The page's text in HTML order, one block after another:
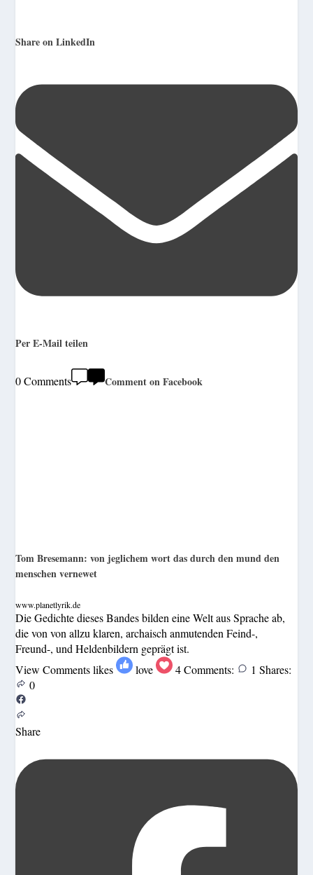
Share on LinkedIn
Per E-Mail teilen
0 Comments Comment on Facebook
Tom Bresemann: von jeglichem wort das durch den mund den
menschen vernewet
www.planetlyrik.de
Die Gedichte dieses Bandes bilden eine Welt aus Sprache ab,
die von von allzu klaren, archaisch anmutenden Feind-,
Freund-, und Heldenbildern geprägt ist.
View Comments likes love 4 Comments: 1 Shares:
0
Share